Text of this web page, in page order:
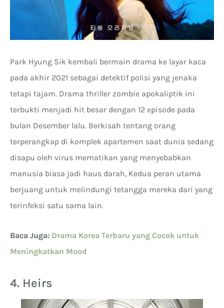
Park Hyung Sik kembali bermain drama ke layar kaca
pada akhir 2021 sebagai detektif polisi yang jenaka
tetapi tajam. Drama thriller zombie apokaliptik ini
terbukti menjadi hit besar dengan 12 episode pada
bulan Desember lalu. Berkisah tentang orang
terperangkap di komplek apartemen saat dunia sedang
disapu oleh virus mematikan yang menyebabkan
manusia biasa jadi haus darah, Kedua peran utama
berjuang untuk melindungi tetangga mereka dari yang
terinfeksi satu sama lain.
Baca Juga: Drama Korea Terbaru yang Cocok untuk
Meningkatkan Mood
4. Heirs